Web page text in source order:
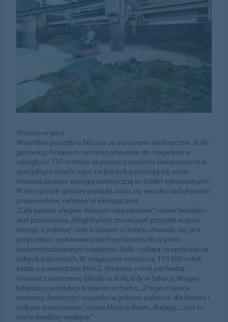
Wysoko w górę
Wszystkie pojazdy w fabryce są poruszane elektrycznie. Rolki
gotowego linoleum są transportowane do magazynu w
odległości 750 metrów za pomocą systemu zawieszonych w
specjalnym tunelu szyn, na których poruszają się wózki
również zasilane energią elektryczną ze źródeł odnawialnych.
W ten sposób gotowy produkt unosi się wysoko nad głowami
pracowników, całkowicie ekologicznie.
„Cały proces ulegnie dalszym ulepszeniom”, mówi Smulders.
Jest przekonana: „Moglibyśmy zmniejszyć przyszłe zużycie
energii o połowę”. Gdy linoleum w końcu utwardzi się, jest
przycinane i pakowane przed wysłaniem do w pełni
zautomatyzowanego magazynu. Rolki czekają na sprzedaż na
żółtych trzpieniach. W magazynie mieści się 110 000 rolek,
każda o powierzchni 60m2. Niektóre z nich pochodzą
również z siostrzanej fabryki w Kirkcaldy w Szkocji, drugiej
lokalizacji produkcji linoleum w Forbo. „Z tego miejsca
możemy dostarczyć wszystko w jednym pakiecie dla klienta i
jednym transportem”, mówi Markus Baum, dodając: „Jest to
wiele bardziej wydajne”.